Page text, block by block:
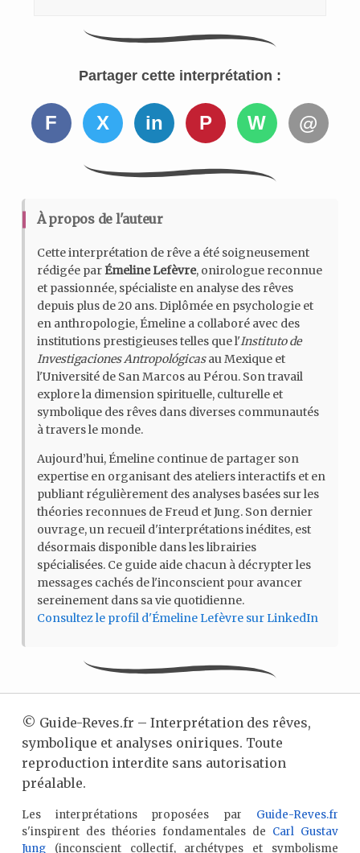
Partager cette interprétation :
F X in P W @
À propos de l'auteur
Cette interprétation de rêve a été soigneusement
rédigée parÉmeline Lefèvre, onirologue reconnue
et passionnée, spécialiste en analyse des rêves
depuis plus de 20 ans. Diplômée en psychologie et
en anthropologie, Émeline a collaboré avec des
institutions prestigieuses telles que l'Instituto de
Investigaciones Antropológicasau Mexique et
l'Université de San Marcos au Pérou. Son travail
explore la dimension spirituelle, culturelle et
symbolique des rêves dans diverses communautés
à travers le monde.
Aujourd’hui, Émeline continue de partager son
expertise en organisant des ateliers interactifs et en
publiant régulièrement des analyses basées sur les
théories reconnues de Freud et Jung. Son dernier
ouvrage, un recueil d'interprétations inédites, est
désormais disponible dans les librairies
spécialisées. Ce guide aide chacun à décrypter les
messages cachés de l'inconscient pour avancer
sereinement dans sa vie quotidienne.
Consultez le profil d'Émeline Lefèvre sur LinkedIn
© Guide-Reves.fr – Interprétation des rêves,
symbolique et analyses oniriques. Toute
reproduction interdite sans autorisation
préalable.
Les interprétations proposées par Guide-Reves.fr
s'inspirent des théories fondamentales de Carl Gustav
Jung(inconscient collectif, archétypes et symbolisme